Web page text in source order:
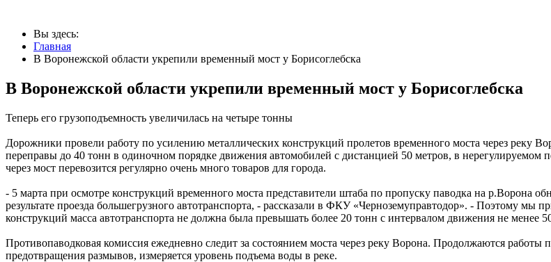
Вы здесь:
Главная
В Воронежской области укрепили временный мост у Борисоглебска
В Воронежской области укрепили временный мост у Борисоглебска
Теперь его грузоподъемность увеличилась на четыре тонны
Дорожники провели работу по усилению металлических конструкций пролетов временного моста через реку
переправы до 40 тонн в одиночном порядке движения автомобилей с дистанцией 50 метров, в
через мост перевозится регулярно очень много товаров для города.
- 5 марта при осмотре конструкций временного моста представители штаба по пропуску паводка на р.Ворона
результате проезда большегрузного автотранспорта, - рассказали в ФКУ «Черноземуправтодор». - Поэтому мы
конструкций масса автотранспорта не должна была превышать более 20 тонн с интервалом движения не менее
Противопаводковая комиссия ежедневно следит за состоянием моста через реку Ворона. Продолжаются
предотвращения размывов, измеряется уровень подъема воды в реке.